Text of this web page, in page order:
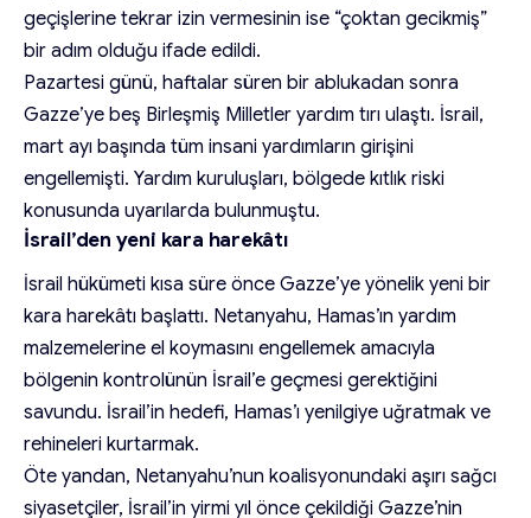
geçişlerine tekrar izin vermesinin ise “çoktan gecikmiş”
bir adım olduğu ifade edildi.
Pazartesi günü, haftalar süren bir ablukadan sonra
Gazze’ye beş Birleşmiş Milletler yardım tırı ulaştı. İsrail,
mart ayı başında tüm insani yardımların girişini
engellemişti. Yardım kuruluşları, bölgede kıtlık riski
konusunda uyarılarda bulunmuştu.
İsrail’den yeni kara harekâtı
İsrail hükümeti kısa süre önce Gazze’ye yönelik yeni bir
kara harekâtı başlattı. Netanyahu, Hamas’ın yardım
malzemelerine el koymasını engellemek amacıyla
bölgenin kontrolünün İsrail’e geçmesi gerektiğini
savundu. İsrail’in hedefi, Hamas’ı yenilgiye uğratmak ve
rehineleri kurtarmak.
Öte yandan, Netanyahu’nun koalisyonundaki aşırı sağcı
siyasetçiler, İsrail’in yirmi yıl önce çekildiği Gazze’nin